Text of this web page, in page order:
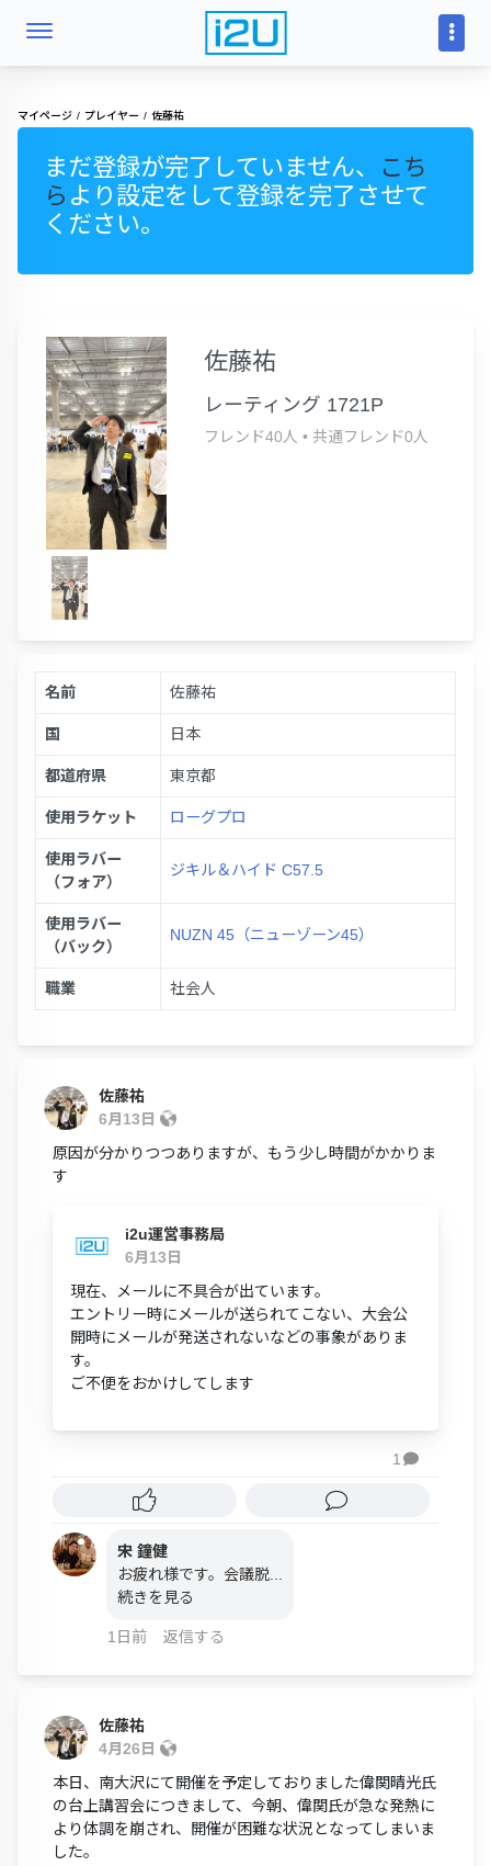
マイページ プレイヤー 佐藤祐
まだ登録が完了していません、
こち
ら より設定をして登録を完了させて
ください。
佐藤祐
レーティング 1721P
フレンド40人 • 共通フレンド0人
名前 佐藤祐
国 日本
都道府県 東京都
使用ラケット ローグプロ
使用ラバー
（フォア）
ジキル＆ハイド C57.5
使用ラバー
（バック）
NUZN 45（ニューゾーン45）
職業 社会人
佐藤祐
6月13日
原因が分かりつつありますが、もう少し時間がかかりま
す
i2u運営事務局
6月13日
現在、メールに不具合が出ています。
エントリー時にメールが送られてこない、大会公
開時にメールが発送されないなどの事象がありま
す。
ご不便をおかけしてします
1 
宋 鐘健
お疲れ様です。会議脱...
続きを見る
1日前 返信する
佐藤祐
4月26日
本日、南大沢にて開催を予定しておりました偉関晴光氏
の台上講習会につきまして、今朝、偉関氏が急な発熱に
より体調を崩され、開催が困難な状況となってしまいま
した。